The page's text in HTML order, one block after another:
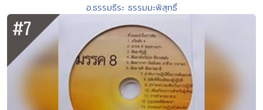
อ.ธรรมธีระ ธรรมมะพิสุทธิ์